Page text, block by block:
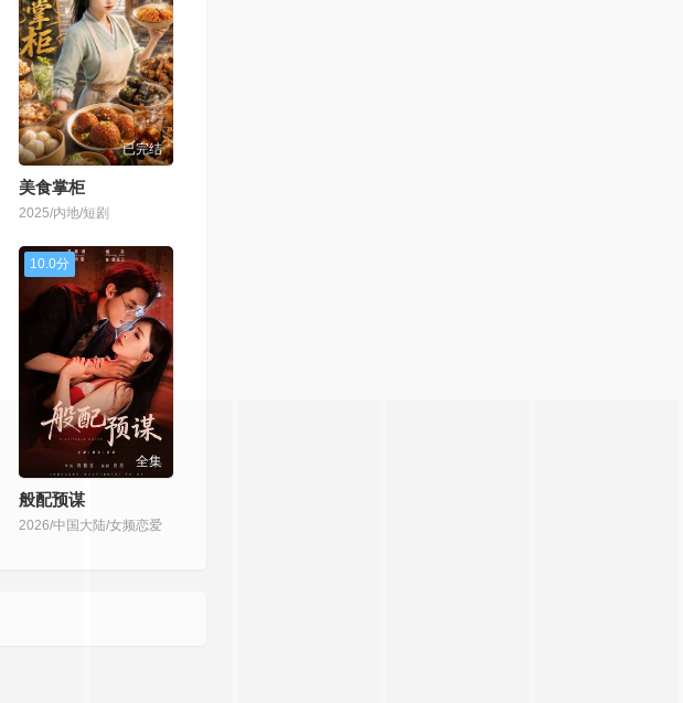
已完结
美食掌柜
2025/内地/短剧
10.0分
全集
般配预谋
2026/中国大陆/女频恋爱